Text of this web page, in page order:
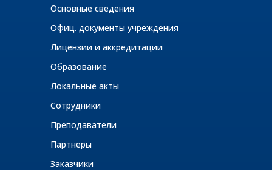
Преподаватели
Партнеры
Заказчики
Основные сведения
Офиц. документы учреждения
Лицензии и аккредитации
Образование
Локальные акты
Сотрудники